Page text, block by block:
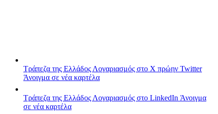
Τράπεζα της Ελλάδος Λογαριασμός στο X πρώην Twitter
Άνοιγμα σε νέα καρτέλα
Τράπεζα της Ελλάδος Λογαριασμός στο LinkedIn Άνοιγμα
σε νέα καρτέλα